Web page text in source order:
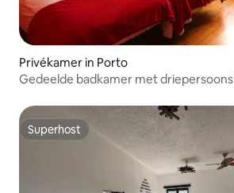
Privékamer in Porto
Gedeelde badkamer met
Superhost
Superhost